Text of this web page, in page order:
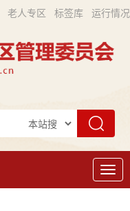
老人专区 标签库 运行情况
导
航